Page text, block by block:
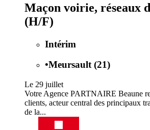
Maçon voirie, réseaux
(H/F)
Intérim
•Meursault (21)
Le 29 juillet
Votre Agence PARTNAIRE Beaune
clients, acteur central des principaux
de la...